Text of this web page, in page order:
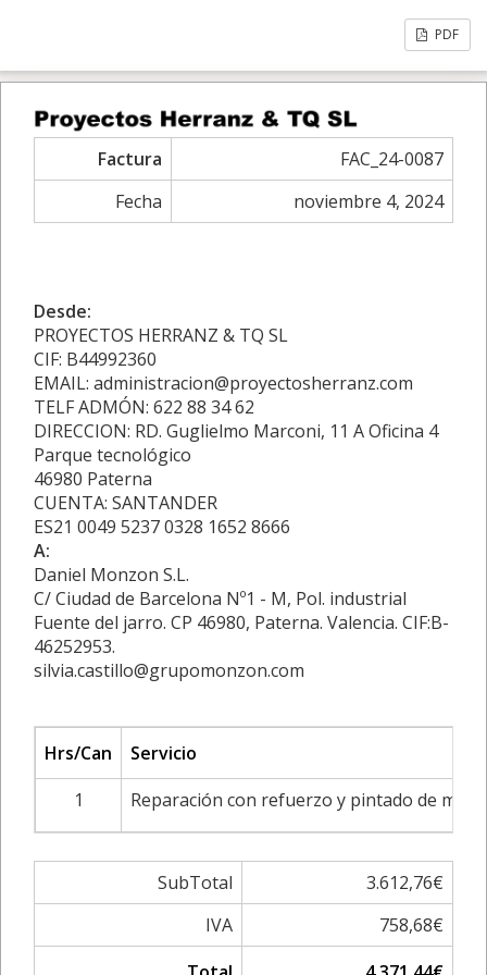
PDF
Factura
FAC_24-0087
Fecha
noviembre 4, 2024
Desde:
PROYECTOS HERRANZ & TQ SL
CIF: B44992360
EMAIL: administracion@proyectosherranz.com
TELF ADMÓN: 622 88 34 62
DIRECCION: RD. Guglielmo Marconi, 11 A Oficina 4
Parque tecnológico
46980 Paterna
CUENTA: SANTANDER
ES21 0049 5237 0328 1652 8666
A:
Daniel Monzon S.L.
C/ Ciudad de Barcelona Nº1 - M, Pol. industrial
Fuente del jarro. CP 46980, Paterna. Valencia. CIF:B-
46252953.
silvia.castillo@grupomonzon.com
Hrs/Can
Servicio
1
Reparación con refuerzo y pintado de
SubTotal
3.612,76€
IVA
758,68€